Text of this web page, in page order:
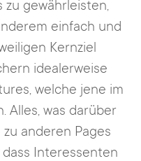
zu gewährleisten,
einfach und
Kernziel
idealerweise
welche jene im
Alles, was darüber
anderen Pages
Interessenten